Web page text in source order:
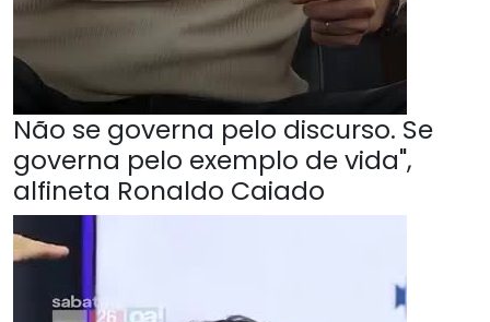
Não se governa pelo discurso. Se
governa pelo exemplo de vida",
alfineta Ronaldo Caiado